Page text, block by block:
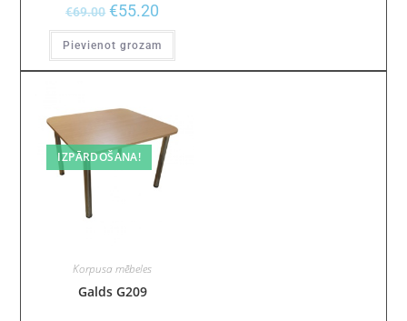
€69.00 €55.20
Pievienot grozam
IZPĀRDOŠANA!
Korpusa mēbeles
Galds G209